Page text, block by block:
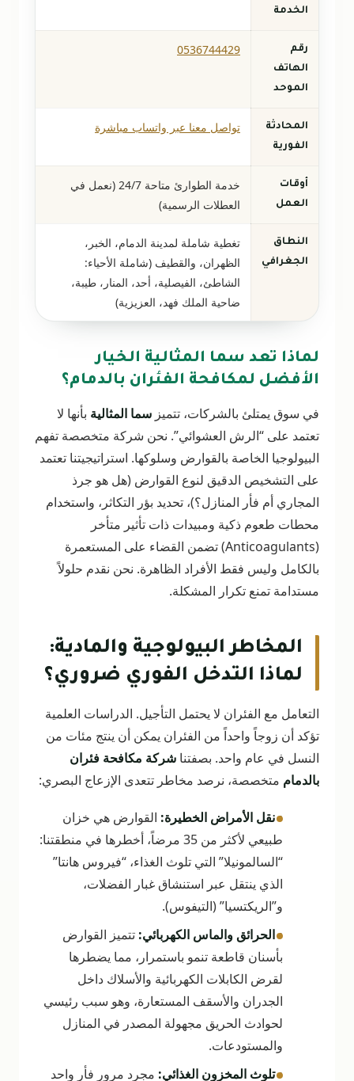
الخدمة
رقم
الهاتف
الموحد
0536744429
المحادثة
الفورية
تواصل معنا عبر واتساب مباشرة
أوقات
العمل
خدمة الطوارئ متاحة 24/7 (نعمل في
العطلات الرسمية)
النطاق
الجغرافي
تغطية شاملة لمدينة الدمام، الخبر،
الظهران، والقطيف (شاملة الأحياء:
الشاطئ، الفيصلية، أحد، المنار، طيبة،
ضاحية الملك فهد، العزيزية)
لماذا تعد سما المثالية الخيار
الأفضل لمكافحة الفئران بالدمام؟
في سوق يمتلئ بالشركات، تتميز سما المثالية بأنها لا
تعتمد على “الرش العشوائي”. نحن شركة متخصصة تفهم
البيولوجيا الخاصة بالقوارض وسلوكها. استراتيجيتنا تعتمد
على التشخيص الدقيق لنوع القوارض (هل هو جرذ
المجاري أم فأر المنازل؟)، تحديد بؤر التكاثر، واستخدام
محطات طعوم ذكية ومبيدات ذات تأثير متأخر
(Anticoagulants) تضمن القضاء على المستعمرة
بالكامل وليس فقط الأفراد الظاهرة. نحن نقدم حلولاً
مستدامة تمنع تكرار المشكلة.
المخاطر البيولوجية والمادية:
لماذا التدخل الفوري ضروري؟
التعامل مع الفئران لا يحتمل التأجيل. الدراسات العلمية
تؤكد أن زوجاً واحداً من الفئران يمكن أن ينتج مئات من
النسل في عام واحد. بصفتنا شركة مكافحة فئران
بالدمام متخصصة، نرصد مخاطر تتعدى الإزعاج البصري:
•نقل الأمراض الخطيرة: القوارض هي خزان
طبيعي لأكثر من 35 مرضاً، أخطرها في منطقتنا:
“السالمونيلا” التي تلوث الغذاء، “فيروس هانتا”
الذي ينتقل عبر استنشاق غبار الفضلات،
و”الريكتسيا” (التيفوس).
•الحرائق والماس الكهربائي: تتميز القوارض
بأسنان قاطعة تنمو باستمرار، مما يضطرها
لقرض الكابلات الكهربائية والأسلاك داخل
الجدران والأسقف المستعارة، وهو سبب رئيسي
لحوادث الحريق مجهولة المصدر في المنازل
والمستودعات.
•تلوث المخزون الغذائي: مجرد مرور فأر واحد